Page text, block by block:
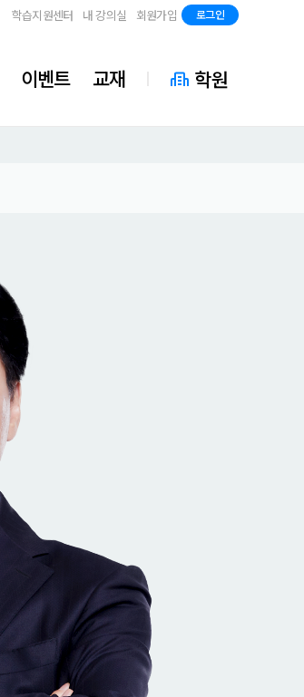
학습지원센터 내 강의실 회원가입 로그인
이벤트 교재 학원